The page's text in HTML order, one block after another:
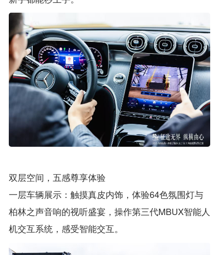
双层空间，五感尊享体验
一层车辆展示：触摸真皮内饰，体验64色氛围灯与
柏林之声音响的视听盛宴，操作第三代MBUX智能人
机交互系统，感受智能交互。